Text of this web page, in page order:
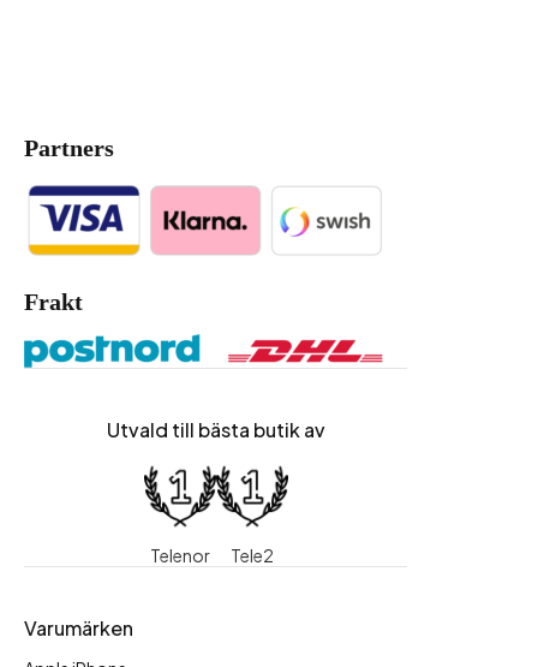
Partners
Frakt
Utvald till bästa butik av
Telenor Tele2
Varumärken